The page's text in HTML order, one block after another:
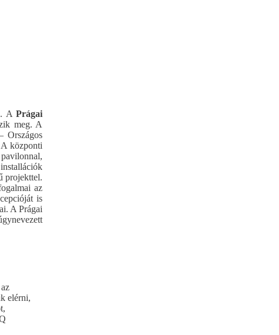
APrágai
meg. A
Országos
központi
projekttel.
az
is
A Prágai
elérni,